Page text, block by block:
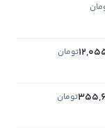
تومان
تومان